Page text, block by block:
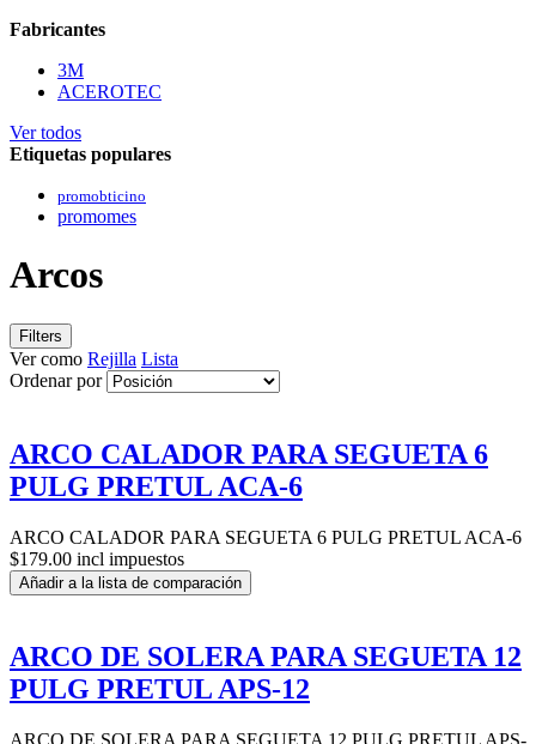
Fabricantes
3M
ACEROTEC
Ver todos
Etiquetas populares
promobticino
promomes
Arcos
Filters
Ver como Rejilla Lista
Ordenar por
ARCO CALADOR PARA SEGUETA 6
PULG PRETUL ACA-6
ARCO CALADOR PARA SEGUETA 6 PULG PRETUL ACA-6
$179.00 incl impuestos
Añadir a la lista de comparación
ARCO DE SOLERA PARA SEGUETA 12
PULG PRETUL APS-12
ARCO DE SOLERA PARA SEGUETA 12 PULG PRETUL APS-